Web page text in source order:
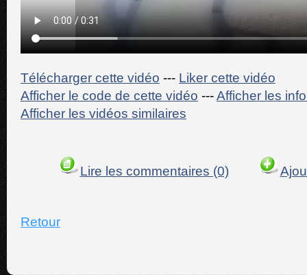
Télécharger cette vidéo --- Liker cette vidéo
Afficher le code de cette vidéo ---Afficher les
Afficher les vidéos similaires
Lire les commentaires (0)
Retour